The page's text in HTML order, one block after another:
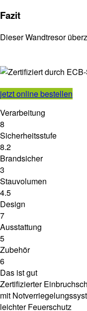
Fazit
Dieser Wandtresor
jetzt online bestellen
Verarbeitung
8
Sicherheitsstufe
8.2
Brandsicher
3
Stauvolumen
4.5
Design
7
Ausstattung
5
Zubehör
6
Das ist gut
Zertifizierter
mit
leichter Feuerschutz